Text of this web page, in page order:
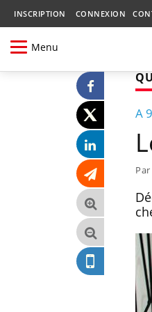
INSCRIPTION CONNEXION
Menu
A
Par